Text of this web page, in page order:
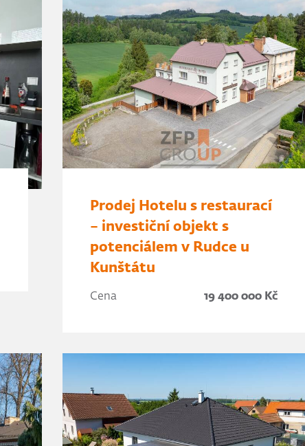
Prodej Hotelu s restaurací
– investiční objekt s
potenciálem v Rudce u
Kunštátu
Cena 19 400 000 Kč